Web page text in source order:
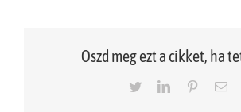
Oszd meg ezt a cikket, ha
TwitterLinkedInPinterest